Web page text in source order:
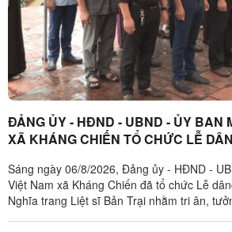
ĐẢNG ỦY - HĐND - UBND - ỦY BAN
XÃ KHÁNG CHIẾN TỔ CHỨC LỄ
Sáng ngày 06/8/2026, Đảng ủy - HĐND -
Việt Nam xã Kháng Chiến đã tổ chức Lễ
Nghĩa trang Liệt sĩ Bản Trại nhằm tri ân,